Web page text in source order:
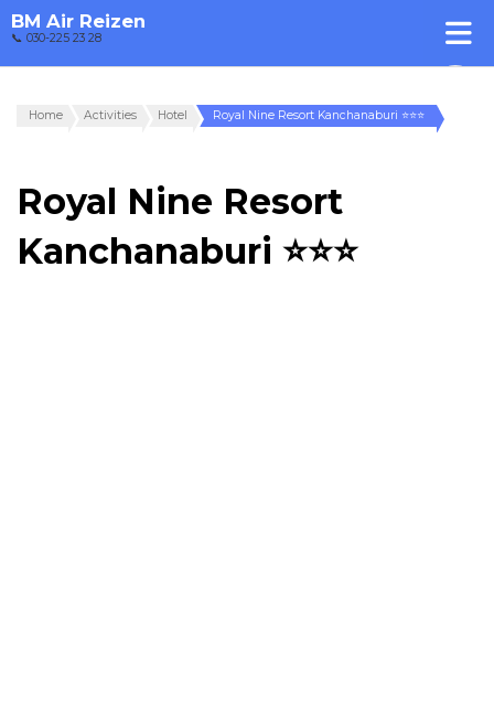
BM Air Reizen
📞 030-225 23 28
Home Activities Hotel Royal Nine Resort Kanchanaburi ⭐⭐⭐
Royal Nine Resort
Kanchanaburi ⭐⭐⭐